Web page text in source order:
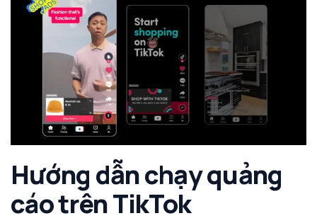
Hướng dẫn chạy quảng
cáo trên TikTok